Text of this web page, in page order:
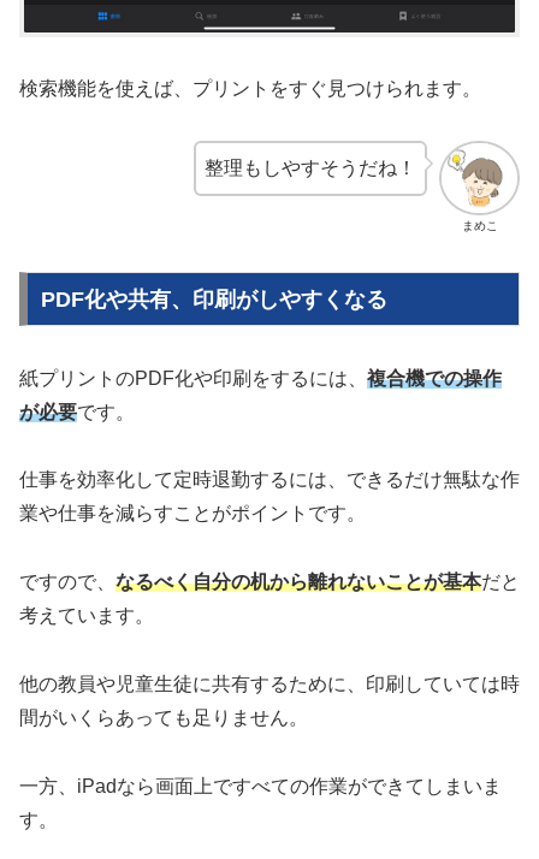
検索機能を使えば、プリントをすぐ見つけられます。
まめこ
整理もしやすそうだね！
PDF化や共有、印刷がしやすくなる
紙プリントのPDF化や印刷をするには、 複合機での操作
が必要です。
仕事を効率化して定時退勤するには、できるだけ無駄な作
業や仕事を減らすことがポイントです。
ですので、 なるべく自分の机から離れないことが基本だと
考えています。
他の教員や児童生徒に共有するために、印刷していては時
間がいくらあっても足りません。
一方、iPadなら画面上ですべての作業ができてしまいま
す。